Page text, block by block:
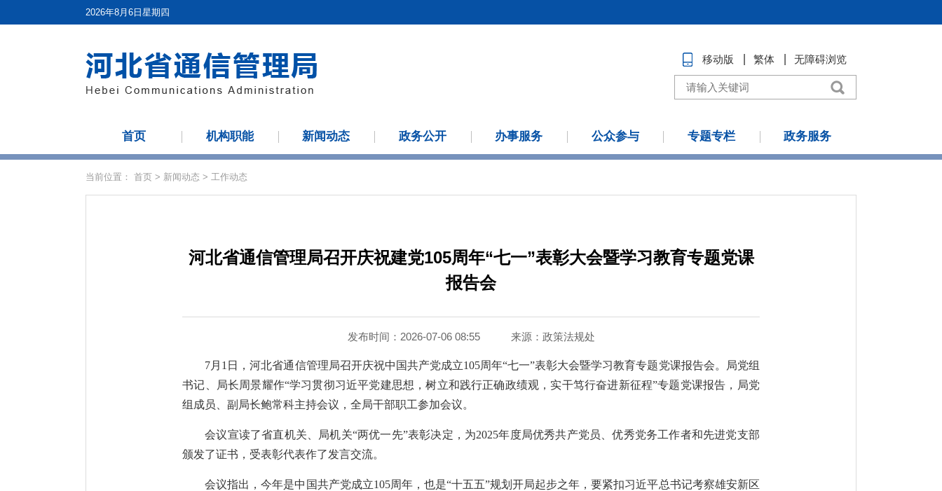
2026年8月6日星期四
移动版 繁体 无障碍浏览
首页 机构职能 新闻动态 政务公开 办事服务 公众参与 专题专栏 政务服务
当前位置： 首页 > 新闻动态 > 工作动态
河北省通信管理局召开庆祝建党105周年“七一”表彰大会暨学习教育专题党课
报告会
发布时间：2026-07-06 08:55 来源： 政策法规处
7月1日，河北省通信管理局召开庆祝中国共产党成立105周年“七一”表彰大会暨学习教育专题党课报告会。局党组
书记、局长周景耀作“学习贯彻习近平党建思想，树立和践行正确政绩观，实干笃行奋进新征程”专题党课报告，局党
组成员、副局长鲍常科主持会议，全局干部职工参加会议。
会议宣读了省直机关、局机关“两优一先”表彰决定，为2025年度局优秀共产党员、优秀党务工作者和先进党支部
颁发了证书，受表彰代表作了发言交流。
会议指出，今年是中国共产党成立105周年，也是“十五五”规划开局起步之年，要紧扣习近平总书记考察雄安新区